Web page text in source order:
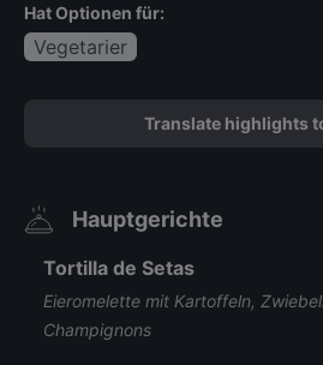
Hat Optionen für:
Vegetarier
Translate highlights
Hauptgerichte
Tortilla de Setas
Eieromelette mit Kartoffeln,
Champignons